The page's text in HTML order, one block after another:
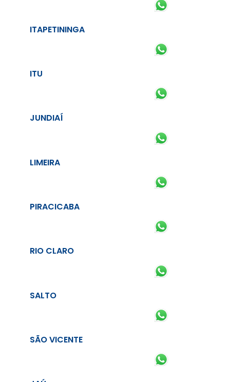
ITAPETININGA
ITU
JUNDIAÍ
LIMEIRA
PIRACICABA
RIO CLARO
SALTO
SÃO VICENTE